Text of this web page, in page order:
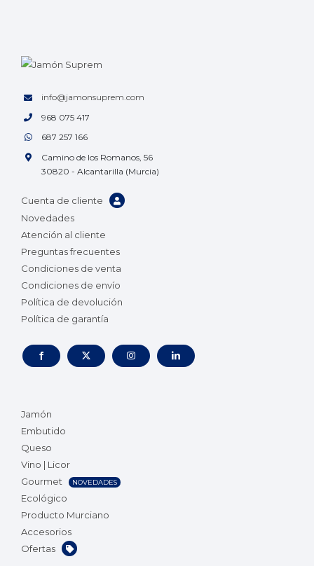
info@jamonsuprem.com
968 075 417
687 257 166
Camino de los Romanos, 56
30820 - Alcantarilla (Murcia)
Cuenta de cliente
Novedades
Atención al cliente
Preguntas frecuentes
Condiciones de venta
Condiciones de envío
Política de devolución
Política de garantía
Jamón
Embutido
Queso
Vino | Licor
Gourmet
NOVEDADES
Ecológico
Producto Murciano
Accesorios
Ofertas